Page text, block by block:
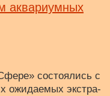
аквариумных
состоялись с
ожидаемых экстра-